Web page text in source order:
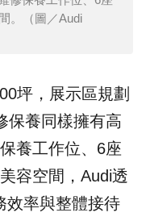
。（圖／Audi
坪，展示區規劃
保養同樣擁有高
養工作位、6座
容空間，Audi透
效率與整體接待